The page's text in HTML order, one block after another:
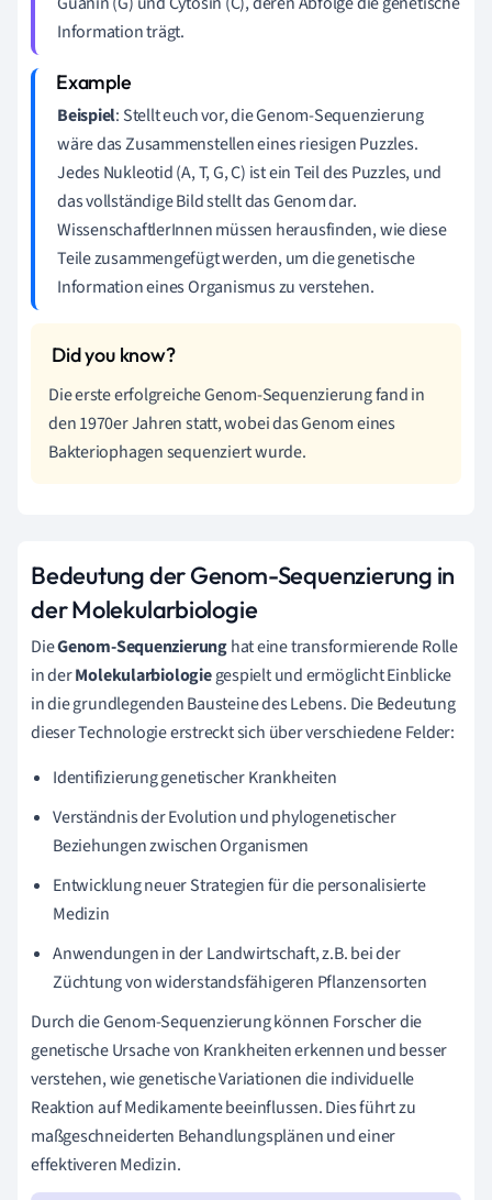
Information trägt.
Beispiel: Stellt euch vor, die Genom-Sequenzierung
wäre das Zusammenstellen eines riesigen Puzzles.
Jedes Nukleotid (A, T, G, C) ist ein Teil des Puzzles, und
das vollständige Bild stellt das Genom dar.
WissenschaftlerInnen müssen herausfinden, wie diese
Teile zusammengefügt werden, um die genetische
Information eines Organismus zu verstehen.
Die erste erfolgreiche Genom-Sequenzierung fand in
den 1970er Jahren statt, wobei das Genom eines
Bakteriophagen sequenziert wurde.
Bedeutung der Genom-Sequenzierung in
der Molekularbiologie
DieGenom-Sequenzierunghat eine transformierende Rolle
in derMolekularbiologiegespielt und ermöglicht Einblicke
in die grundlegenden Bausteine des Lebens. Die Bedeutung
dieser Technologie erstreckt sich über verschiedene Felder:
Identifizierung genetischer Krankheiten
Verständnis der Evolution und phylogenetischer
Beziehungen zwischen Organismen
Entwicklung neuer Strategien für die personalisierte
Medizin
Anwendungen in der Landwirtschaft, z.B. bei der
Züchtung von widerstandsfähigeren Pflanzensorten
Durch die Genom-Sequenzierung können Forscher die
genetische Ursache von Krankheiten erkennen und besser
verstehen, wie genetische Variationen die individuelle
Reaktion auf Medikamente beeinflussen. Dies führt zu
maßgeschneiderten Behandlungsplänen und einer
effektiveren Medizin.